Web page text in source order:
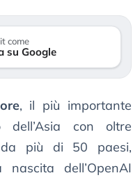
come
su Google
, il più importante
dell’Asia con oltre
da più di 50 paesi,
dell’OpenAI